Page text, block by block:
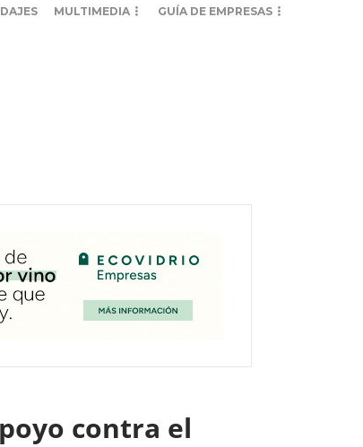
MULTIMEDIA GUÍA DE EMPRESAS
contra el